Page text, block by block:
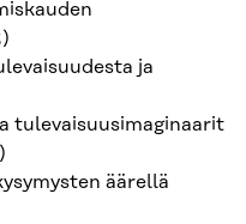
ja
tulevaisuusimaginaarit
äärellä